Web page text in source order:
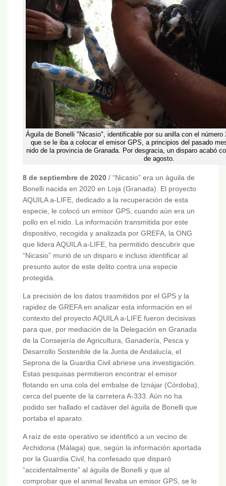
Águila de Bonelli "Nicasio", identificable por su anilla con el número
que se le iba a colocar el emisor GPS, a principios del pasado
nido de la provincia de Granada. Por desgracia, un disparo acabó
de agosto.
8 de septiembre de 2020 / “Nicasio” era un águila de
Bonelli nacida en 2020 en Loja (Granada). El proyecto
AQUILA a-LIFE, dedicado a la recuperación de esta
especie, le colocó un emisor GPS, cuando aún era un
pollo en el nido. La información transmitida por este
dispositivo, recogida y analizada por GREFA, la ONG
que lidera AQUILA a-LIFE, ha permitido descubrir que
“Nicasio” murió de un disparo e incluso identificar al
presunto autor de este delito contra una especie
protegida.
La precisión de los datos trasmitidos por el GPS y la
rapidez de GREFA en analizar esta información en el
contexto del proyecto AQUILA a-LIFE fueron decisivas
para que, por mediación de la Delegación en Granada
de la Consejería de Agricultura, Ganadería, Pesca y
Desarrollo Sostenible de la Junta de Andalucía, el
Seprona de la Guardia Civil abriese una investigación.
Estas pesquisas permitieron encontrar el emisor
flotando en una cola del embalse de Iznájar (Córdoba),
cerca del puente de la carretera A-333. Aún no ha
podido ser hallado el cadáver del águila de Bonelli que
portaba el aparato.
A raíz de este operativo se identificó a un vecino de
Archidona (Málaga) que, según la información aportada
por la Guardia Civil, ha confesado que disparó
“accidentalmente” al águila de Bonelli y que al
comprobar que el animal llevaba un emisor GPS, se lo